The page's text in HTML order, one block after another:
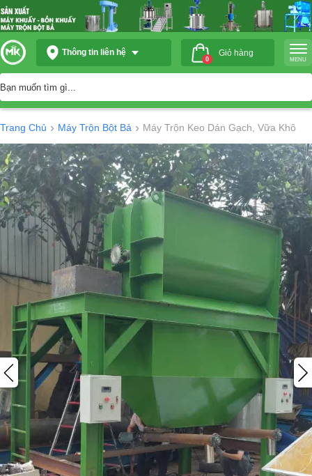
Thông tin liên hệ
0
Giỏ hàng
MENU
Trang Chủ › Máy Trộn Bột Bả › Máy Trộn Keo Dán Gạch, Vữa Khô